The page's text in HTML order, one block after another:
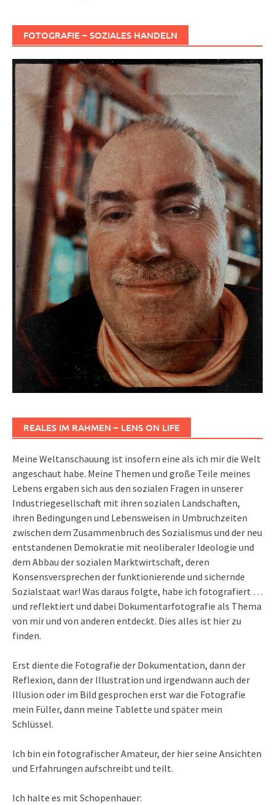
FOTOGRAFIE – SOZIALES HANDELN
REALES IM RAHMEN – LENS ON LIFE
Meine Weltanschauung ist insofern eine als ich mir die Welt
angeschaut habe. Meine Themen und große Teile meines
Lebens ergaben sich aus den sozialen Fragen in unserer
Industriegesellschaft mit ihren sozialen Landschaften,
ihren Bedingungen und Lebensweisen in Umbruchzeiten
zwischen dem Zusammenbruch des Sozialismus und der neu
entstandenen Demokratie mit neoliberaler Ideologie und
dem Abbau der sozialen Marktwirtschaft, deren
Konsensversprechen der funktionierende und sichernde
Sozialstaat war! Was daraus folgte, habe ich fotografiert …
und reflektiert und dabei Dokumentarfotografie als Thema
von mir und von anderen entdeckt. Dies alles ist hier zu
finden.
Erst diente die Fotografie der Dokumentation, dann der
Reflexion, dann der Illustration und irgendwann auch der
Illusion oder im Bild gesprochen erst war die Fotografie
mein Füller, dann meine Tablette und später mein
Schlüssel.
Ich bin ein fotografischer Amateur, der hier seine Ansichten
und Erfahrungen aufschreibt und teilt.
Ich halte es mit Schopenhauer: